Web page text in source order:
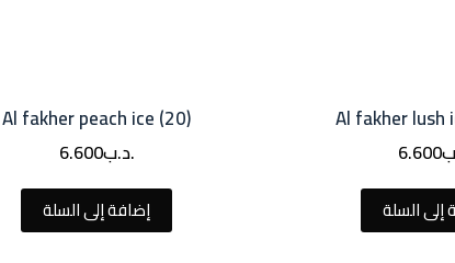
Al fakher lush
6.600
إلى السلة
Al fakher peach ice (20)
.د.ب6.600
إضافة إلى السلة